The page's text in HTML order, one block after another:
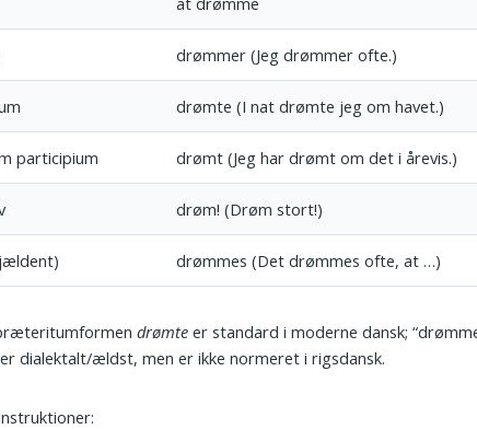
drømmer (Jeg drømmer ofte.)
drømte (I nat drømte jeg om havet.)
participium drømt (Jeg har drømt om det i årevis.)
drøm! (Drøm stort!)
drømmes (Det drømmes ofte, at …)
drømte er standard i moderne dansk;
dialektalt/ældst, men er ikke normeret i rigsdansk.